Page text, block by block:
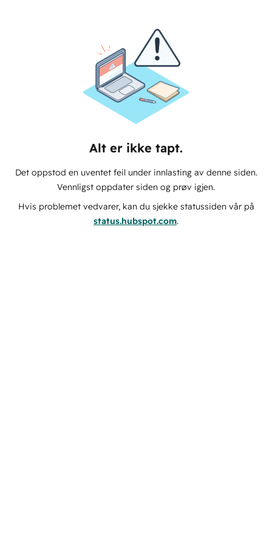
Alt er ikke tapt.
Det oppstod en uventet feil under innlasting av denne siden.
Vennligst oppdater siden og prøv igjen.
Hvis problemet vedvarer, kan du sjekke statussiden vår på
status.hubspot.com.